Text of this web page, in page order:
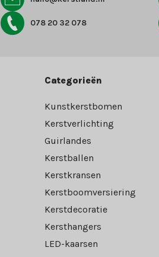
078 20 32 078
Categorieën
Kunstkerstbomen
Kerstverlichting
Guirlandes
Kerstballen
Kerstkransen
Kerstboomversiering
Kerstdecoratie
Kersthangers
LED-kaarsen